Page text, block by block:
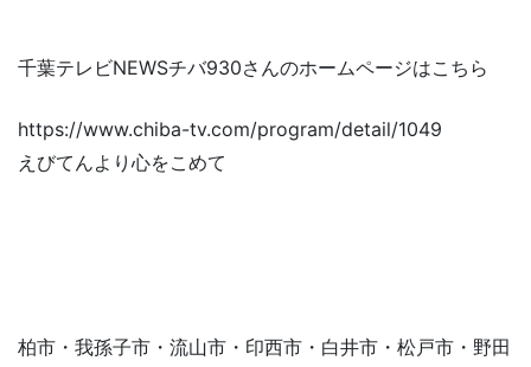
千葉テレビNEWSチバ930さんのホームページはこちら
https://www.chiba-tv.com/program/detail/1049
えびてんより心をこめて
柏市・我孫子市・流山市・印西市・白井市・松戸市・野田